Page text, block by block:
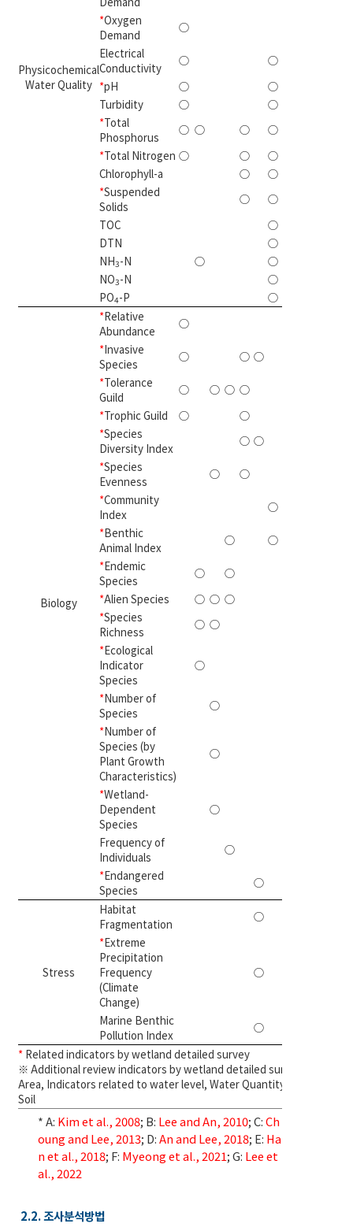
Physicochemical
Water Quality
*Oxygen
Demand
○
Electrical
Conductivity
○ ○
*pH ○ ○
Turbidity
○ ○
*Total
Phosphorus
○ ○ ○ ○
*Total Nitrogen ○ ○ ○
Chlorophyll-a
○ ○
*Suspended
Solids
○ ○
TOC
○
DTN
○
NH3-N ○ ○
NO3-N ○
PO4-P ○
Biology
*Relative
Abundance
○
*Invasive
Species
○ ○ ○
*Tolerance
Guild
○ ○ ○ ○
*Trophic Guild ○ ○
*Species
Diversity Index
○ ○
*Species
Evenness
○ ○
*Community
Index
○
*Benthic
Animal Index
○ ○
*Endemic
Species
○ ○
*Alien Species ○ ○ ○
*Species
Richness
○ ○
*Ecological
Indicator
Species
○
*Number of
Species
○
*Number of
Species (by
Plant Growth
Characteristics)
○
*Wetland-
Dependent
Species
○
Frequency of
Individuals
○
*Endangered
Species
○
Stress
Habitat
Fragmentation
○
*Extreme
Precipitation
Frequency
(Climate
Change)
○
Marine Benthic
Pollution Index
○
* Related indicators by wetland detailed survey
※ Additional review indicators by wetland detailed survey:
Area, Indicators related to water level, Water Quantity and
Soil
* A: Kim et al., 2008; B: Lee and An, 2010; C:Ch
oung and Lee, 2013; D:An and Lee, 2018; E: Ha
n et al., 2018; F: Myeong et al., 2021; G: Lee et
al., 2022
2.2. 조사분석방법